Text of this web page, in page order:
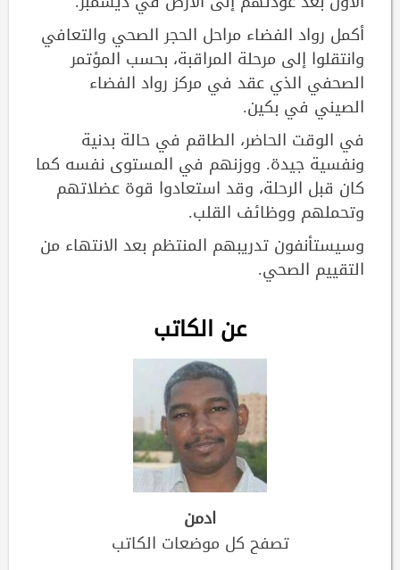
أكمل رواد الفضاء مراحل الحجر الصحي والتعافي
وانتقلوا إلى مرحلة المراقبة، بحسب المؤتمر
الصحفي الذي عقد في مركز رواد الفضاء
الصيني في بكين.
في الوقت الحاضر، الطاقم في حالة بدنية
ونفسية جيدة. ووزنهم في المستوى نفسه كما
كان قبل الرحلة، وقد استعادوا قوة عضلاتهم
وتحملهم ووظائف القلب.
وسيستأنفون تدريبهم المنتظم بعد الانتهاء من
التقييم الصحي.
عن الكاتب
ادمن
تصفح كل موضعات الكاتب